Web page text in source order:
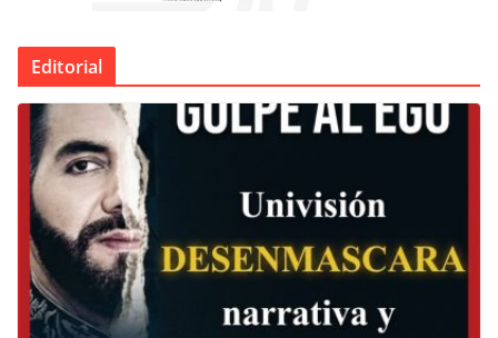
Editorial